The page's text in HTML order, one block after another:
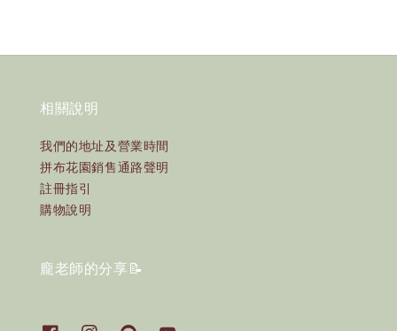
相關說明
我們的地址及營業時間
拼布花園銷售通路聲明
註冊指引
購物說明
龐老師的分享📝